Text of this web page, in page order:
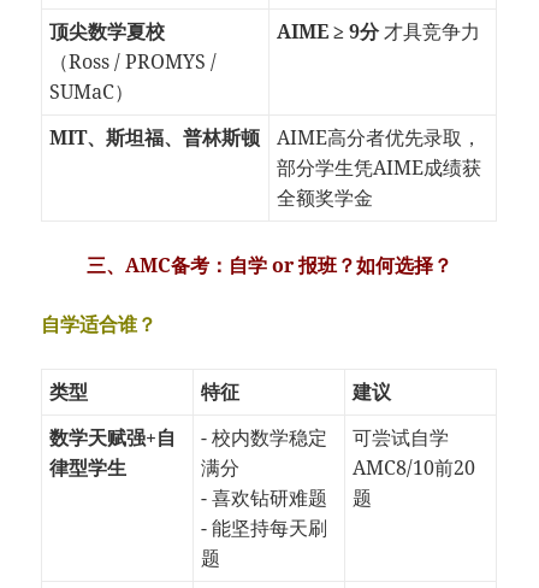
顶尖数学夏校
（Ross / PROMYS /
SUMaC）
AIME ≥ 9分才具竞争力
MIT、斯坦福、普林斯顿
AIME高分者优先录取，
部分学生凭AIME成绩获
全额奖学金
三、AMC备考：自学 or 报班？如何选择？
自学适合谁？
类型 特征
建议
数学天赋强+自
律型学生
- 校内数学稳定
满分
- 喜欢钻研难题
- 能坚持每天刷
题
可尝试自学
AMC8/10前20
题